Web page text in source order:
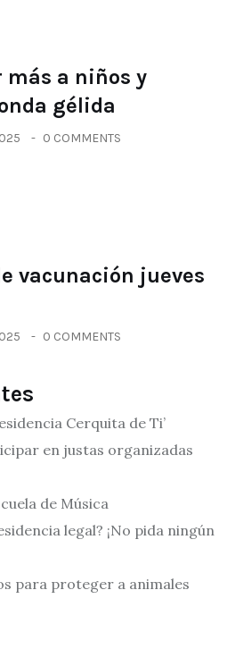
a niños y
gélida
0 COMMENTS
vacunación jueves
0 COMMENTS
Cerquita de Ti’
en justas organizadas
de Música
legal? ¡No pida ningún
para proteger a animales